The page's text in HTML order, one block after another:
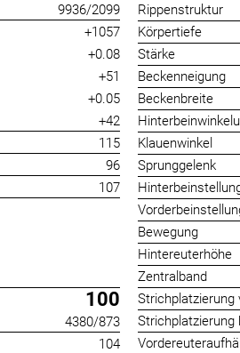
9936/2099
+1057
+0.08
+51
+0.05
+42
115
96
107
100
4380/873
104
Rippenstruktur
Körpertiefe
Stärke
Beckenneigung
Beckenbreite
Klauenwinkel
Sprunggelenk
Bewegung
Hintereuterhöhe
Zentralband
Strichplatzierung
Strichplatzierung